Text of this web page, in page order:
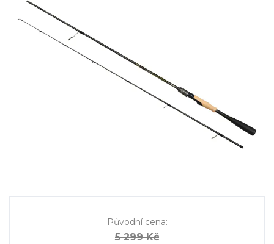
Původní cena:
5 299 Kč